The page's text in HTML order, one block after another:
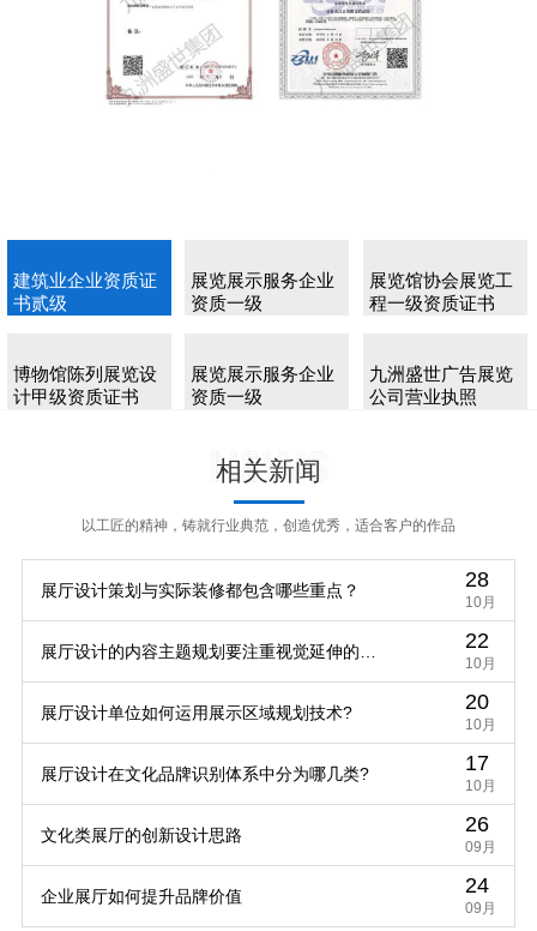
建筑业企业资质证
书贰级
展览展示服务企业
资质一级
展览馆协会展览工
程一级资质证书
博物馆陈列展览设
计甲级资质证书
展览展示服务企业
资质一级
九洲盛世广告展览
公司营业执照
News
相关新闻
以工匠的精神，铸就行业典范，创造优秀，适合客户的作品
展厅设计策划与实际装修都包含哪些重点？ 28
10月
展厅设计的内容主题规划要注重视觉延伸的规
律
22
10月
展厅设计单位如何运用展示区域规划技术? 20
10月
展厅设计在文化品牌识别体系中分为哪几类? 17
10月
文化类展厅的创新设计思路 26
09月
企业展厅如何提升品牌价值 24
09月